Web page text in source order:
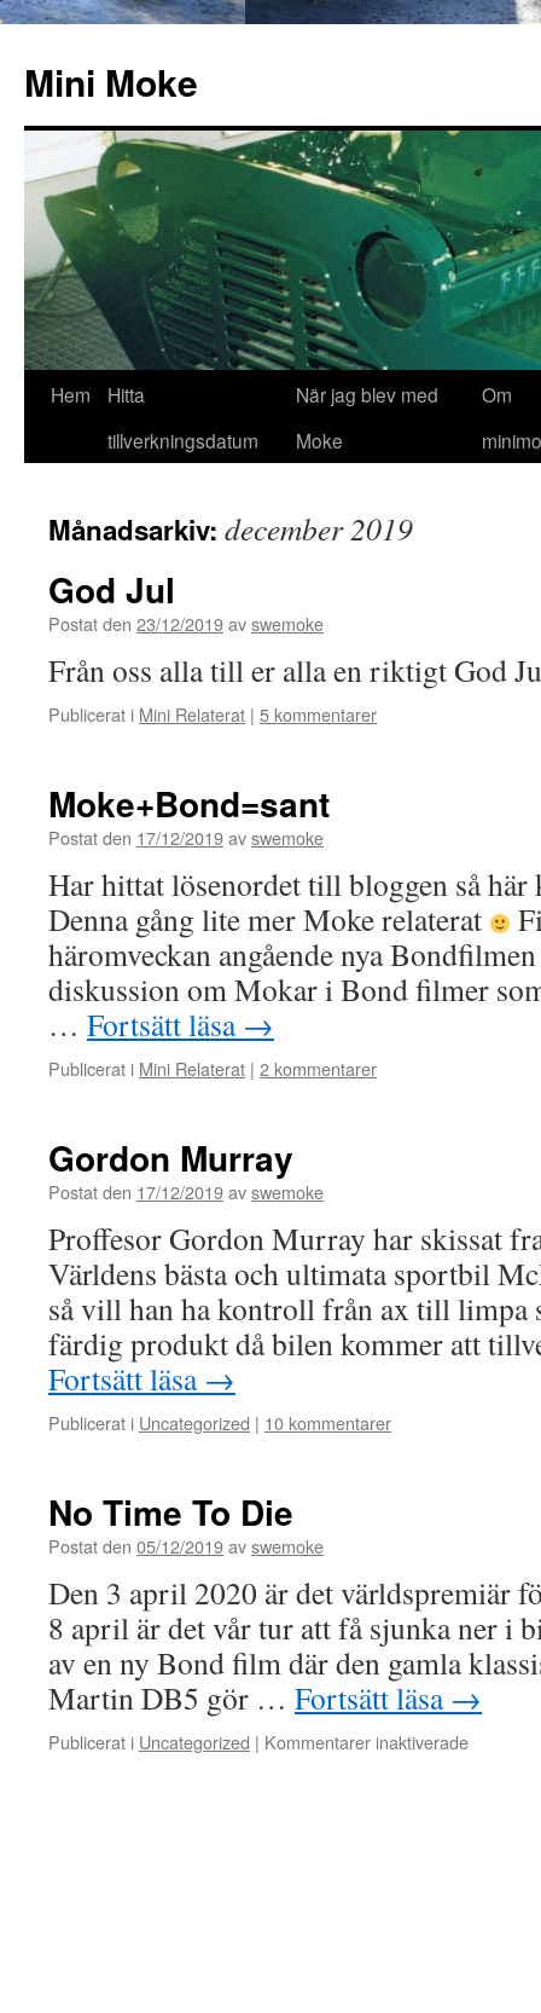
innehåll
Mini Moke
Hem
Hitta
tillverkningsdatum
När jag blev med
Moke
Om
Månadsarkiv: december 2019
God Jul
Postat den 23/12/2019avswemoke
Från oss alla till er alla en riktigt God
Publicerat i Mini Relaterat | 5 kommentarer
Moke+Bond=sant
Postat den 17/12/2019avswemoke
Har hittat lösenordet till bloggen så
Denna gång lite mer Moke relaterat
häromveckan angående nya
diskussion om Mokar i Bond filmer
… Fortsätt läsa →
Publicerat i Mini Relaterat | 2 kommentarer
Gordon Murray
Postat den 17/12/2019avswemoke
Proffesor Gordon Murray har skissat
Världens bästa och ultimata sportbil
så vill han ha kontroll från ax till
färdig produkt då bilen kommer att
Fortsätt läsa →
Publicerat i Uncategorized | 10 kommentarer
No Time To Die
Postat den 05/12/2019avswemoke
Den 3 april 2020 är det världspremiär
8 april är det vår tur att få sjunka ner i
av en ny Bond film där den gamla
Martin DB5 gör … Fortsätt läsa →
Publicerat i Uncategorized | Kommentarer inaktiveradeför